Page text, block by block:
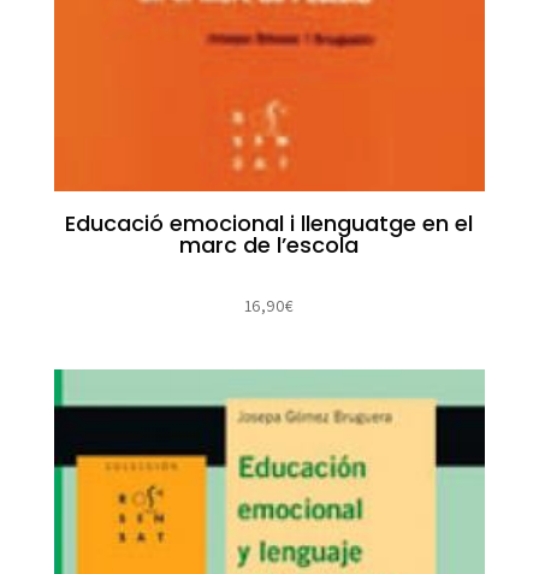
Educació emocional i llenguatge en el
marc de l’escola
16,90€